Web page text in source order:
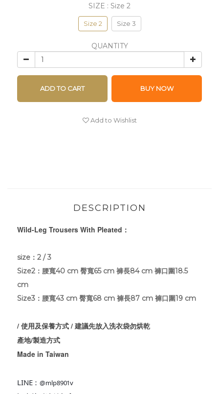
SIZE : Size 2
Size 2 Size 3
QUANTITY
ADD TO CART BUY NOW
Add to Wishlist
DESCRIPTION
Wild-Leg Trousers With Pleated：
size：2 / 3
Size2：腰寬40 cm 臀寬65 cm 褲長84 cm 褲口圍18.5
cm
Size3： 腰寬43 cm 臀寬68 cm 褲長87 cm 褲口圍19 cm
/ 使用及保養方式 / 建議先放入洗衣袋勿烘乾
產地/製造方式
Made in Taiwan
LINE：@mlp8901v